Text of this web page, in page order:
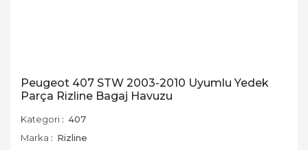
Peugeot 407 STW 2003-2010 Uyumlu Yedek
Parça Rizline Bagaj Havuzu
Kategori
407
Marka
Rizline